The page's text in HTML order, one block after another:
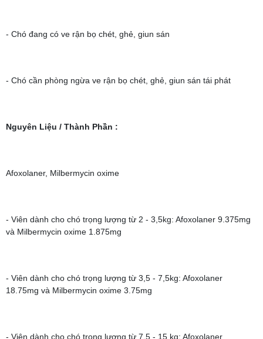
- Chó đang có ve rận bọ chét, ghẻ, giun sán
- Chó cần phòng ngừa ve rận bọ chét, ghẻ, giun sán tái phát
Nguyên Liệu / Thành Phần :
Afoxolaner, Milbermycin oxime
- Viên dành cho chó trọng lượng từ 2 - 3,5kg: Afoxolaner 9.375mg
và Milbermycin oxime 1.875mg
- Viên dành cho chó trọng lượng từ 3,5 - 7,5kg: Afoxolaner
18.75mg và Milbermycin oxime 3.75mg
- Viên dành cho chó trọng lượng từ 7,5 - 15 kg: Afoxolaner